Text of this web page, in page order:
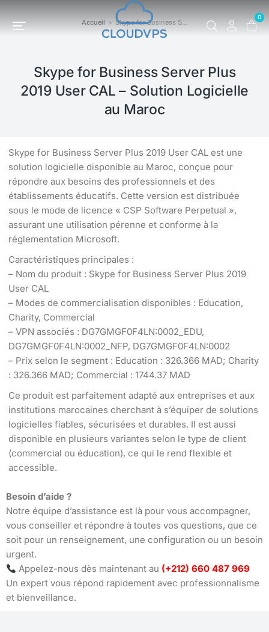
0
Vous êtes ici : Accueil Skype for Business S…
Skype for Business Server Plus
2019 User CAL – Solution Logicielle
au Maroc
Skype for Business Server Plus 2019 User CAL est une
solution logicielle disponible au Maroc, conçue pour
répondre aux besoins des professionnels et des
établissements éducatifs. Cette version est distribuée
sous le mode de licence « CSP Software Perpetual »,
assurant une utilisation pérenne et conforme à la
réglementation Microsoft.
Caractéristiques principales :
– Nom du produit : Skype for Business Server Plus 2019
User CAL
– Modes de commercialisation disponibles : Education,
Charity, Commercial
– VPN associés : DG7GMGF0F4LN:0002_EDU,
DG7GMGF0F4LN:0002_NFP, DG7GMGF0F4LN:0002
– Prix selon le segment : Education : 326.366 MAD; Charity
: 326.366 MAD; Commercial : 1744.37 MAD
Ce produit est parfaitement adapté aux entreprises et aux
institutions marocaines cherchant à s’équiper de solutions
logicielles fiables, sécurisées et durables. Il est aussi
disponible en plusieurs variantes selon le type de client
(commercial ou éducation), ce qui le rend flexible et
accessible.
Besoin d’aide ?
Notre équipe d’assistance est là pour vous accompagner,
vous conseiller et répondre à toutes vos questions, que ce
soit pour un renseignement, une configuration ou un besoin
urgent.
Appelez-nous dès maintenant au (+212) 660 487 969
Un expert vous répond rapidement avec professionnalisme
et bienveillance.